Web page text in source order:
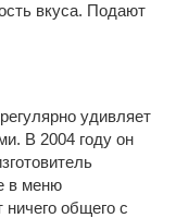
вкуса. Подают
удивляет
В 2004 году он
в меню
ничего общего с